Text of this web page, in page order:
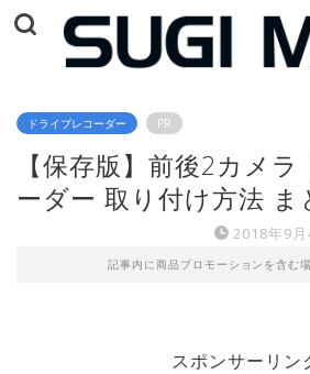
ドライブレコーダー PR
【保存版】前後2カメ
ーダー 取り付け方法 ま
2018年9月
記事内に商品プロモーションを含む
スポンサーリン